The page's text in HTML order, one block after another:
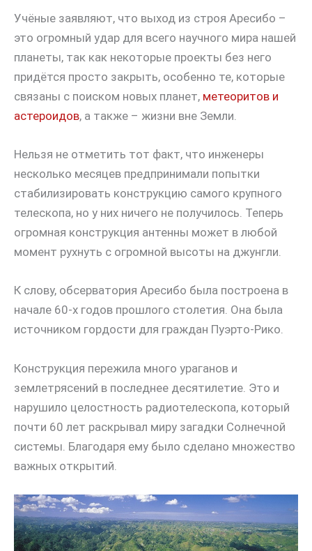
Учёные заявляют, что выход из строя Аресибо –
это огромный удар для всего научного мира нашей
планеты, так как некоторые проекты без него
придётся просто закрыть, особенно те, которые
связаны с поиском новых планет, метеоритов и
астероидов, а также – жизни вне Земли.
Нельзя не отметить тот факт, что инженеры
несколько месяцев предпринимали попытки
стабилизировать конструкцию самого крупного
телескопа, но у них ничего не получилось. Теперь
огромная конструкция антенны может в любой
момент рухнуть с огромной высоты на джунгли.
К слову, обсерватория Аресибо была построена в
начале 60-х годов прошлого столетия. Она была
источником гордости для граждан Пуэрто-Рико.
Конструкция пережила много ураганов и
землетрясений в последнее десятилетие. Это и
нарушило целостность радиотелескопа, который
почти 60 лет раскрывал миру загадки Солнечной
системы. Благодаря ему было сделано множество
важных открытий.